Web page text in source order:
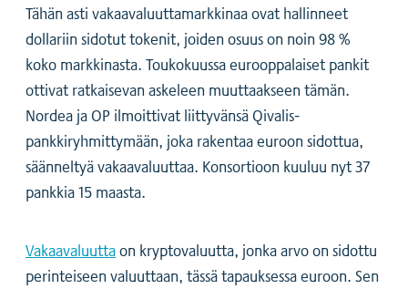
Tähän asti vakaavaluuttamarkkinaa ovat hallinneet
dollariin sidotut tokenit, joiden osuus on noin 98 %
koko markkinasta. Toukokuussa eurooppalaiset pankit
ottivat ratkaisevan askeleen muuttaakseen tämän.
Nordea ja OP ilmoittivat liittyvänsä Qivalis-
pankkiryhmittymään, joka rakentaa euroon sidottua,
säänneltyä vakaavaluuttaa. Konsortioon kuuluu nyt 37
pankkia 15 maasta.
Vakaavaluuttaon kryptovaluutta, jonka arvo on sidottu
perinteiseen valuuttaan, tässä tapauksessa euroon. Sen